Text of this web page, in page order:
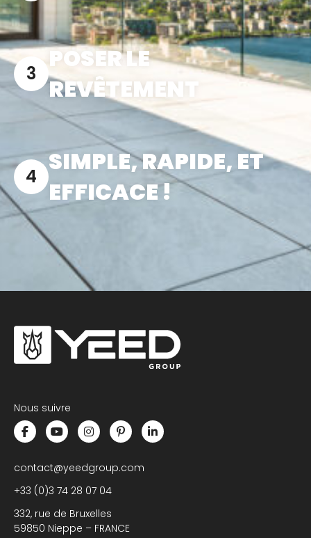
POSER LE
REVÊTEMENT
SIMPLE, RAPIDE, ET
EFFICACE !
Nous suivre
contact@yeedgroup.com
+33 (0)3 74 28 07 04
332, rue de Bruxelles
59850 Nieppe – FRANCE